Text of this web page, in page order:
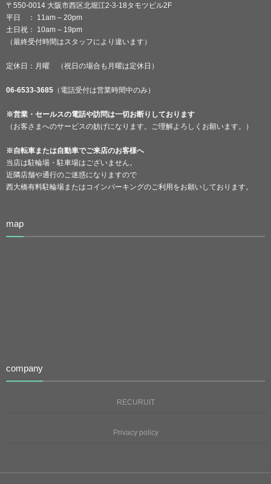
〒550-0014 大阪市西区北堀江2-3-18タモツビル2F
平日 ： 11am – 20pm
土日祝： 10am – 19pm
（最終受付時間はスタッフにより違います）
定休日：月曜 （祝日の場合も月曜は定休日）
06-6533-3685 （電話受付は営業時間中のみ）
※営業・セールスの電話や訪問は一切お断りしております
（お客さまへのサービスの妨げになります。ご理解よろしくお願います。）
※自転車または自動車でご来店のお客様へ
当店は駐輪場・駐車場はございません。
近隣店舗や通行のご迷惑になりますので
西大橋有料駐輪場またはコインパーキングのご利用をお願いしております。
map
company
RECURUIT
Privacy policy